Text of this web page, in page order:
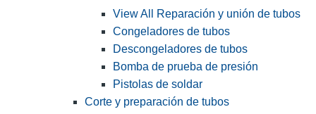
View All Reparación y unión de tubos
Congeladores de tubos
Descongeladores de tubos
Bomba de prueba de presión
Pistolas de soldar
Corte y preparación de tubos